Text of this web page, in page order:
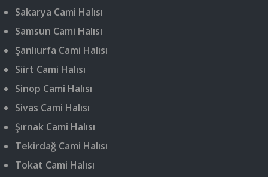
Sakarya Cami Halısı
Samsun Cami Halısı
Şanlıurfa Cami Halısı
Siirt Cami Halısı
Sinop Cami Halısı
Sivas Cami Halısı
Şırnak Cami Halısı
Tekirdağ Cami Halısı
Tokat Cami Halısı